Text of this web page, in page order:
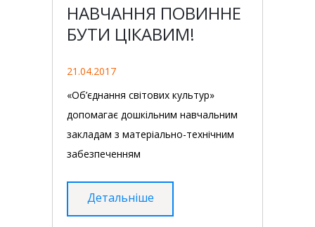
НАВЧАННЯ ПОВИННЕ
БУТИ ЦІКАВИМ!
21.04.2017
«Об’єднання світових культур»
допомагає дошкільним навчальним
закладам з матеріально-технічним
забезпеченням
Детальніше